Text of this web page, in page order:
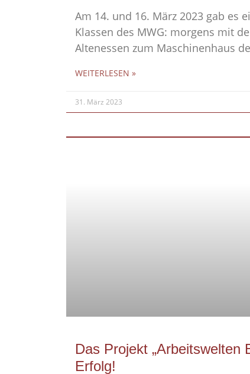
Am 14. und 16. März 2023 gab es
Klassen des MWG: morgens mit
Altenessen zum Maschinenhaus
WEITERLESEN »
31. März 2023
Das Projekt „Arbeitswelten
Erfolg!